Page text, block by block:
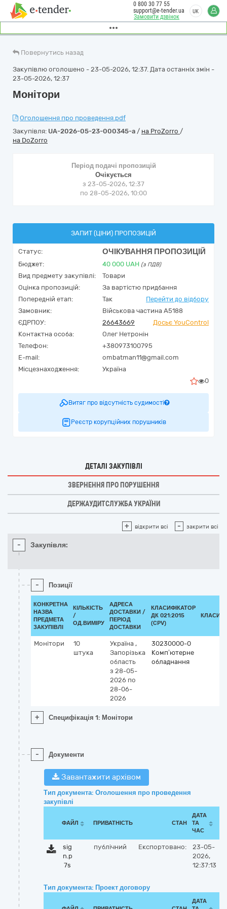
Замовити дзвінок
0 800 30 77 55
support@e-tender.ua
UK
Повернутись назад
Закупівлю оголошено - 23-05-2026, 12:37. Дата останніх змін -
23-05-2026, 12:37
Монітори
Оголошення про проведення.pdf
Закупівля: UA-2026-05-23-000345-a / на ProZorro /
на DoZorro
Період подачі пропозицій
Очікується
з 23-05-2026, 12:37
по 28-05-2026, 10:00
ЗАПИТ (ЦІНИ) ПРОПОЗИЦІЙ
Статус: ОЧІКУВАННЯ ПРОПОЗИЦІЙ
Бюджет: 40 000 UAH (з ПДВ)
Вид предмету закупівлі:
Товари
Оцінка пропозицій:
За вартістю придбання
Попередній етап:
Так
Перейти до відбору
Замовник:
Військова частина А5188
ЄДРПОУ:
26643669
Досьє YouControl
Контактна особа:
Олег Нетронін
Телефон:
+380973100795
E-mail:
ombatman11@gmail.com
Місцезнаходження:
Україна
0
Витяг про відсутність судимості
Реєстр корупційних порушників
ДЕТАЛІ ЗАКУПІВЛІ
ЗВЕРНЕННЯ ПРО ПОРУШЕННЯ
ДЕРЖАУДИТСЛУЖБА УКРАЇНИ
+ відкрити всі - закрити всі
- Закупівля:
- Позиції
КОНКРЕТНА
НАЗВА
ПРЕДМЕТА
ЗАКУПІВЛІ
КІЛЬКІСТЬ
/
ОД.ВИМІРУ
АДРЕСА
ДОСТАВКИ /
ПЕРІОД
ДОСТАВКИ
КЛАСИФІКАТОР
ДК 021:2015
(CPV)
Монітори
10
штука
Україна ,
Запорізька
область
з 28-05-
2026 по
28-06-
2026
30230000-0
Комп’ютерне
обладнання
+ Специфікація 1: Монітори
- Документи
Завантажити архівом
Тип документа: Оголошення про проведення
закупівлі
ФАЙЛ ПРИВАТНІСТЬ СТАН
ДАТА
ТА
ЧАС
sig
n.p
7s
публічний Експортовано:
23-05-
2026,
12:37:13
Тип документа: Проект договору
ДАТА